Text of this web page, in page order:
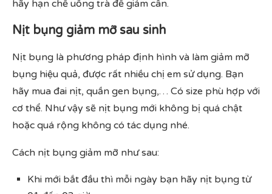
hãy hạn chế uống trà để giảm cân.
Nịt bụng giảm mỡ sau sinh
Nịt bụng là phương pháp định hình và làm giảm mỡ
bụng hiệu quả, được rất nhiều chị em sử dụng. Bạn
hãy mua đai nịt, quần gen bụng,… Có size phù hợp với
cơ thể. Như vậy sẽ nịt bụng mới không bị quá chật
hoặc quá rộng không có tác dụng nhé.
Cách nịt bụng giảm mỡ như sau:
Khi mới bắt đầu thì mỗi ngày bạn hãy nịt bụng từ